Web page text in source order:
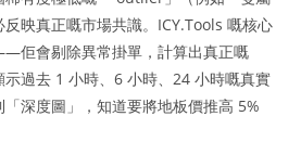
映真正嘅市場共識。ICY.Tools 嘅核心
佢會剔除異常掛單，計算出真正嘅
示過去 1 小時、6 小時、24 小時嘅真實
深度圖」，知道要將地板價推高 5%